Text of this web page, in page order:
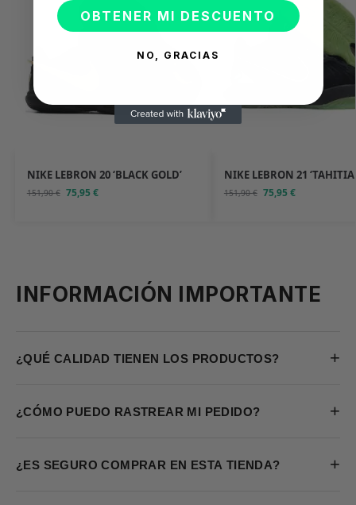
NIKE LEBRON 20 ‘BLACK GOLD’
151,90€ 75,95€
NIKE LEBRON 21
151,90€ 75,95€
INFORMACIÓN IMPORTANTE
¿QUÉ CALIDAD TIENEN LOS PRODUCTOS? +
¿CÓMO PUEDO RASTREAR MI PEDIDO? +
¿ES SEGURO COMPRAR EN ESTA TIENDA? +
OBTENER MI DESCUENTO
NO, GRACIAS